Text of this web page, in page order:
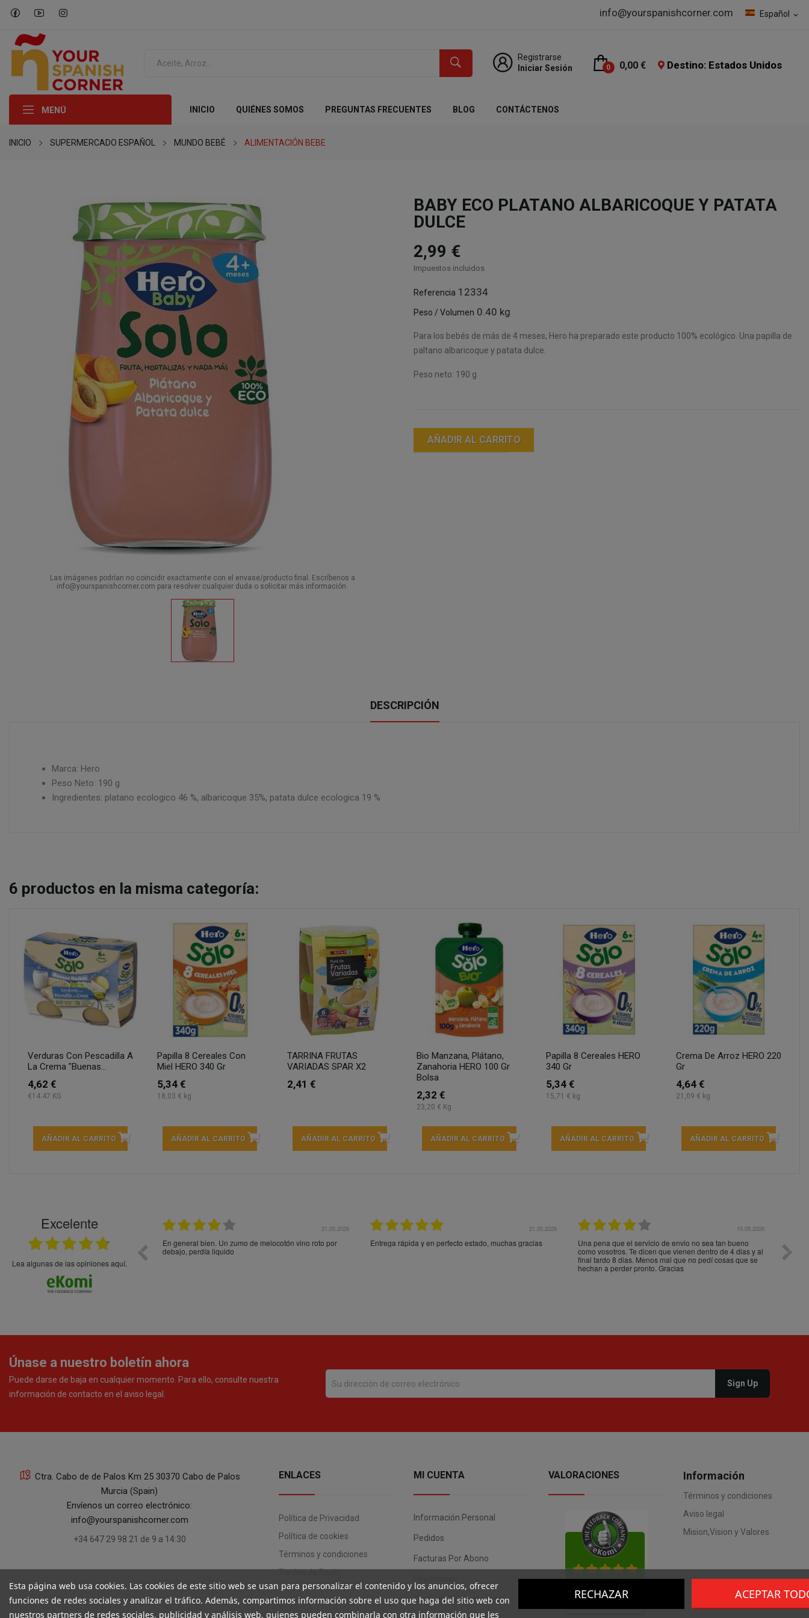
Español expand_more
info@yourspanishcorner.com
Registrarse
Iniciar Sesión
0 0,00 € Destino: Estados Unidos
MENÚ INICIO QUIÉNES SOMOS PREGUNTAS FRECUENTES BLOG CONTÁCTENOS
INICIO SUPERMERCADO ESPAÑOL MUNDO BEBÉ ALIMENTACIÓN BEBE
Las imágenes podrían no coincidir exactamente con el envase/producto final. Escríbenos a
info@yourspanishcorner.com para resolver cualquier duda o solicitar más información.
BABY ECO PLATANO ALBARICOQUE Y PATATA
DULCE
2,99 €
Impuestos incluidos
Referencia 12334
Peso / Volumen 0.40 kg
Para los bebés de más de 4 meses, Hero ha preparado este producto 100% ecológico. Una papilla de
paltano albaricoque y patata dulce.
Peso neto: 190 g
AÑADIR AL CARRITO
DESCRIPCIÓN
Marca: Hero
Peso Neto: 190 g
Ingredientes: platano ecologico 46 %, albaricoque 35%, patata dulce ecologica 19 %
6 productos en la misma categoría:
Verduras Con Pescadilla A
La Crema "Buenas...
4,62 €
€14.47 KG
AÑADIR AL CARRITO
Papilla 8 Cereales Con
Miel HERO 340 Gr
5,34 €
18,03 € kg
AÑADIR AL CARRITO
TARRINA FRUTAS
VARIADAS SPAR X2
2,41 €
AÑADIR AL CARRITO
Bio Manzana, Plátano,
Zanahoria HERO 100 Gr
Bolsa
2,32 €
23,20 € Kg
AÑADIR AL CARRITO
Papilla 8 Cereales HERO
340 Gr
5,34 €
15,71 € kg
AÑADIR AL CARRITO
Crema De Arroz HERO 220
Gr
4,64 €
21,09 € kg
AÑADIR AL CARRITO
Excelente
Lea algunas de las opiniones aquí.
21.05.2026
En general bien. Un zumo de melocotón vino roto por
debajo, perdía liquido
21.05.2026
Entrega rápida y en perfecto estado, muchas gracias
15.05.2026
Una pena que el servicio de envio no sea tan bueno
como vosotros. Te dicen que vienen dentro de 4 dias y al
final tardo 8 dias. Menos mal que no pedí cosas que se
hechan a perder pronto. Gracias
Únase a nuestro boletín ahora
Puede darse de baja en cualquier momento. Para ello, consulte nuestra
información de contacto en el aviso legal.
Ctra. Cabo de de Palos Km 25 30370 Cabo de Palos
Murcia (Spain)
Envíenos un correo electrónico:
info@yourspanishcorner.com
+34 647 29 98 21 de 9 a 14:30
ENLACES
Política de Privacidad
Política de cookies
Términos y condiciones
Tarifas de Envío
MI CUENTA
Información Personal
Pedidos
Facturas Por Abono
Cupones De Descuento
VALORACIONES Información
Términos y condiciones
Aviso legal
Mision,Vision y Valores
Esta página web usa cookies. Las cookies de este sitio web se usan para personalizar el contenido y los anuncios, ofrecer
funciones de redes sociales y analizar el tráfico. Además, compartimos información sobre el uso que haga del sitio web con
nuestros partners de redes sociales, publicidad y análisis web, quienes pueden combinarla con otra información que les
RECHAZAR ACEPTAR